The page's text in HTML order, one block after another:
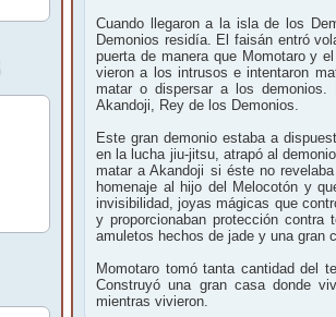
Cuando llegaron a la isla de los
Demonios residía. El faisán entró
puerta de manera que Momotaro y
vieron a los intrusos e intentaron
matar o dispersar a los demonios.
Akandoji, Rey de los Demonios.
Este gran demonio estaba a
en la lucha jiu-jitsu, atrapó al
matar a Akandoji si éste no
homenaje al hijo del Melocotón y
invisibilidad, joyas mágicas que
y proporcionaban protección
amuletos hechos de jade y una gran
Momotaro tomó tanta cantidad del
Construyó una gran casa donde
mientras vivieron.